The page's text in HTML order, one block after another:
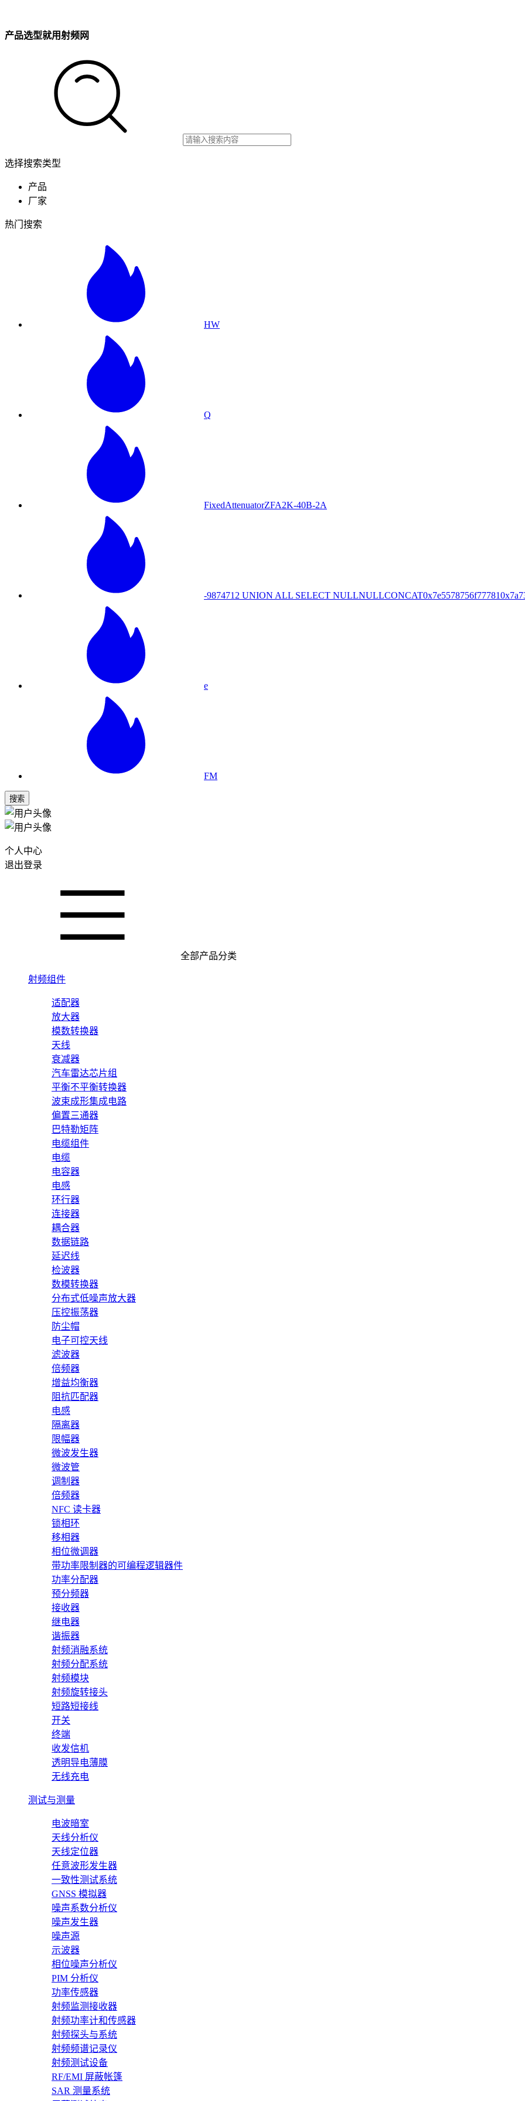
产品选型就用射频网
选择搜索类型
产品
厂家
热门搜索
HW
Q
FixedAttenuatorZFA2K-40B-2A
-9874712 UNION ALL SELECT
e
FM
搜索
个人中心
退出登录
全部产品分类
射频组件
适配器
放大器
模数转换器
天线
衰减器
汽车雷达芯片组
平衡不平衡转换器
波束成形集成电路
偏置三通器
巴特勒矩阵
电缆组件
电缆
电容器
电感
环行器
连接器
耦合器
数据链路
延迟线
检波器
数模转换器
分布式低噪声放大器
压控振荡器
防尘帽
电子可控天线
滤波器
倍频器
增益均衡器
阻抗匹配器
电感
隔离器
限幅器
微波发生器
微波管
调制器
倍频器
NFC 读卡器
锁相环
移相器
相位微调器
带功率限制器的可编程逻辑器件
功率分配器
预分频器
接收器
继电器
谐振器
射频消融系统
射频分配系统
射频模块
射频旋转接头
短路短接线
开关
终端
收发信机
透明导电薄膜
无线充电
测试与测量
电波暗室
天线分析仪
天线定位器
任意波形发生器
一致性测试系统
GNSS 模拟器
噪声系数分析仪
噪声发生器
噪声源
示波器
相位噪声分析仪
PIM 分析仪
功率传感器
射频监测接收器
射频功率计和传感器
射频探头与系统
射频频谱记录仪
射频测试设备
RF/EMI 屏蔽帐篷
SAR 测量系统